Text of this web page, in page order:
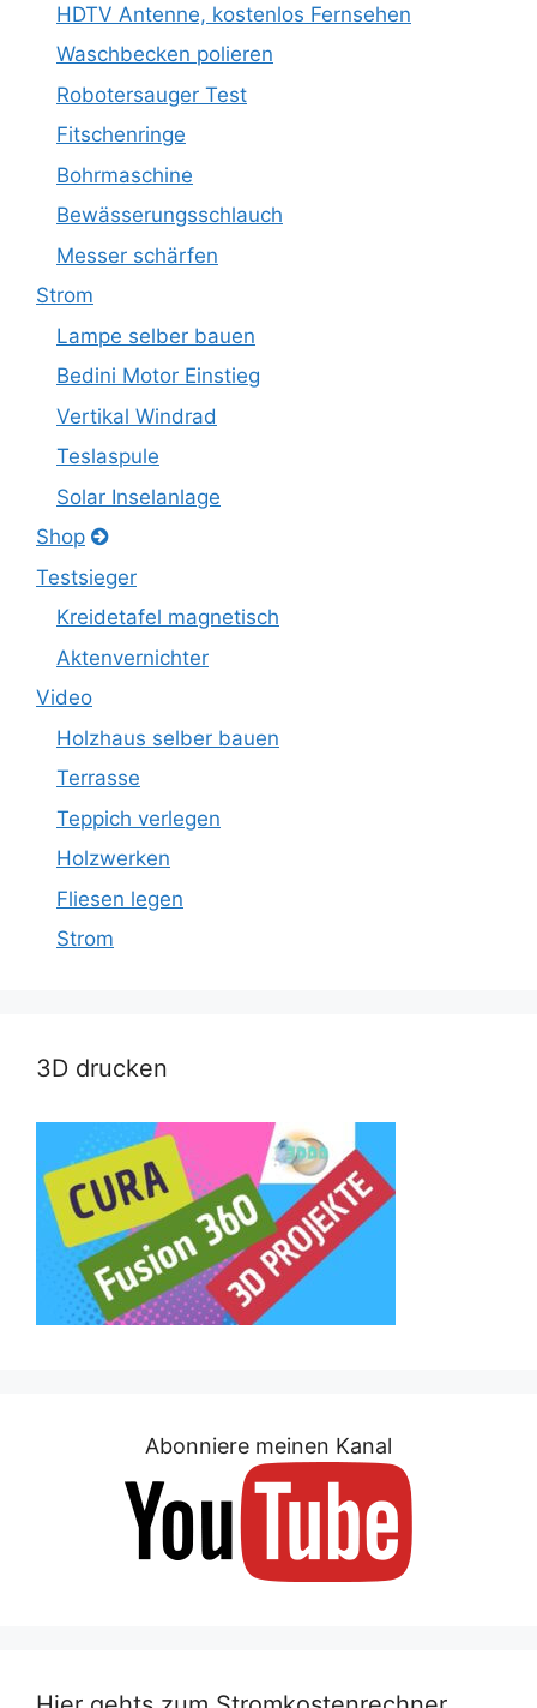
HDTV Antenne, kostenlos Fernsehen
Waschbecken polieren
Robotersauger Test
Fitschenringe
Bohrmaschine
Bewässerungsschlauch
Messer schärfen
Strom
Lampe selber bauen
Bedini Motor Einstieg
Vertikal Windrad
Teslaspule
Solar Inselanlage
Shop
Testsieger
Kreidetafel magnetisch
Aktenvernichter
Video
Holzhaus selber bauen
Terrasse
Teppich verlegen
Holzwerken
Fliesen legen
Strom
3D drucken
Abonniere meinen Kanal